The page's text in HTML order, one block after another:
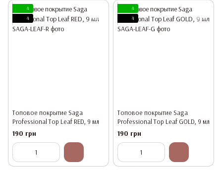
4
4
Топовое покрытие Saga
Professional Top Leaf RED, 9 мл
190 грн
4
4
Топовое покрытие Saga
Professional Top Leaf GOLD, 9 мл
190 грн